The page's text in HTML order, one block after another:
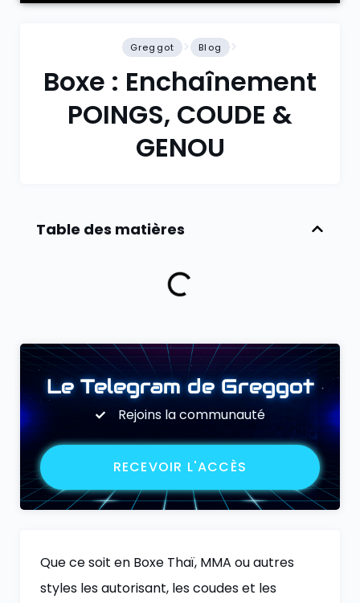
Greggot Blog
Boxe : Enchaînement
POINGS, COUDE &
GENOU
Que ce soit en Boxe Thaï, MMA ou autres
styles les autorisant, les coudes et les
Table des matières
Le Telegram de Greggot
Rejoins la communauté
RECEVOIR L'ACCÈS